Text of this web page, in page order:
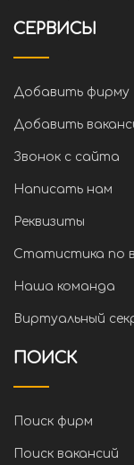
СЕРВИСЫ
Добавить фирму
Добавить
Звонок с сайта
Написать нам
Реквизиты
Статистика по
Наша команда
Виртуальный
ПОИСК
Поиск фирм
Поиск вакансий